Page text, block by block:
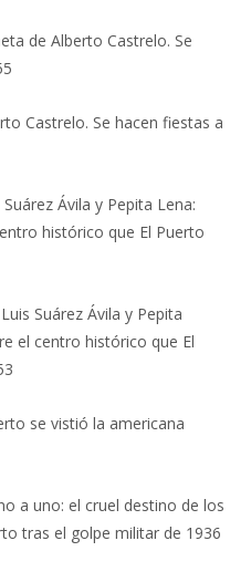
de Alberto Castrelo. Se
Castrelo. Se hacen fiestas a
Suárez Ávila y Pepita Lena:
histórico que El Puerto
Luis Suárez Ávila y Pepita
el centro histórico que El
se vistió la americana
a uno: el cruel destino de los
tras el golpe militar de 1936